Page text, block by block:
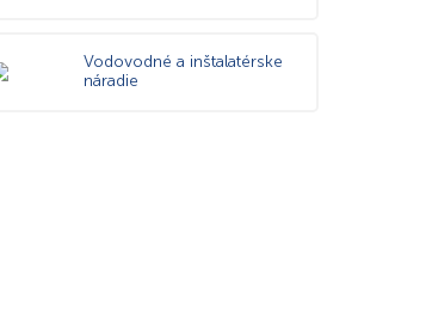
Vodovodné a inštalatérske
náradie